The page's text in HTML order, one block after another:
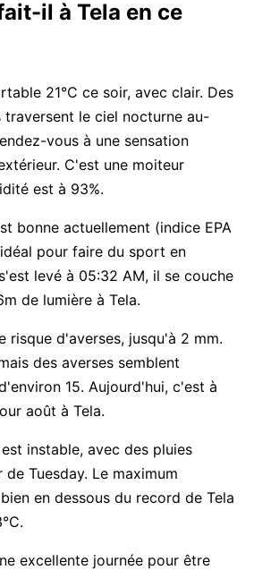
il à Tela en ce
21°C ce soir, avec clair. Des
traversent le ciel nocturne au-
vous à une sensation
C'est une moiteur
est à 93%.
bonne actuellement (indice EPA
pour faire du sport en
levé à 05:32 AM, il se couche
de lumière à Tela.
d'averses, jusqu'à 2 mm.
des averses semblent
15. Aujourd'hui, c'est à
août à Tela.
instable, avec des pluies
Tuesday. Le maximum
en dessous du record de Tela
excellente journée pour être